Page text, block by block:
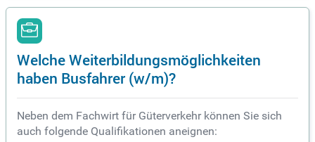
Welche Weiterbildungsmöglichkeiten
haben Busfahrer (w/m)?
Neben dem Fachwirt für Güterverkehr können Sie sich
auch folgende Qualifikationen aneignen: